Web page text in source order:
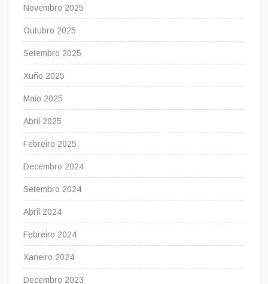
Novembro 2025
Outubro 2025
Setembro 2025
Xuño 2025
Maio 2025
Abril 2025
Febreiro 2025
Decembro 2024
Setembro 2024
Abril 2024
Febreiro 2024
Xaneiro 2024
Decembro 2023